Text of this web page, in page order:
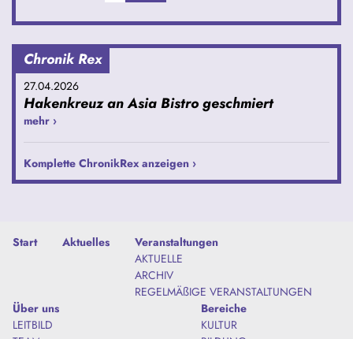
Chronik Rex
27.04.2026
Hakenkreuz an Asia Bistro geschmiert
mehr ›
Komplette ChronikRex anzeigen ›
Start Aktuelles
Veranstaltungen
AKTUELLE
ARCHIV
REGELMÄßIGE VERANSTALTUNGEN
Über uns
LEITBILD
Bereiche
KULTUR